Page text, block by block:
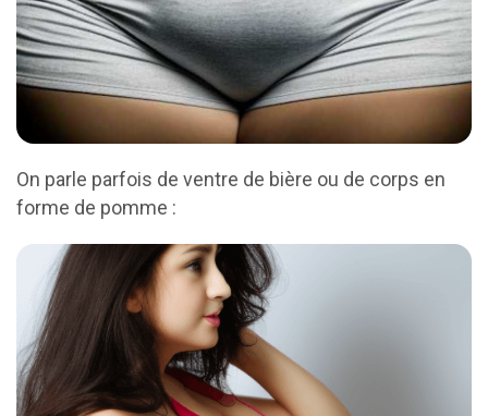
On parle parfois de ventre de bière ou de corps en
forme de pomme :